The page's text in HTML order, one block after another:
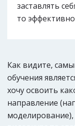
заставлять
то
Как видите,
обучения
хочу освоить
направление